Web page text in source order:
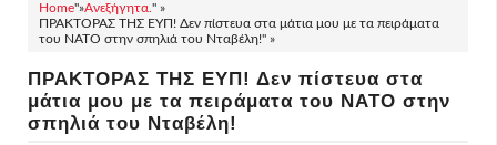
Home"»Ανεξήγητα. " »
ΠΡΑΚΤΟΡΑΣ ΤΗΣ ΕΥΠ! Δεν πίστευα στα μάτια μου με τα πειράματα
του ΝΑΤΟ στην σπηλιά του Νταβέλη!" »
ΠΡΑΚΤΟΡΑΣ ΤΗΣ ΕΥΠ! Δεν πίστευα στα
μάτια μου με τα πειράματα του ΝΑΤΟ στην
σπηλιά του Νταβέλη!